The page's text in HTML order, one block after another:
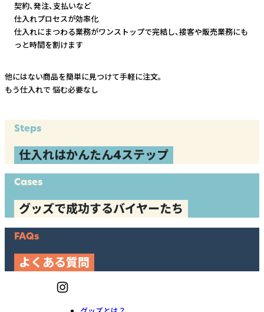
契約、発注、支払いなど
仕入れプロセスが効率化
仕入れにまつわる業務がワンストップで完結し、接客や販売業務にも
っと時間を割けます
他にはない商品を簡単に見つけて手軽に注文。
もう仕入れで 悩む必要なし
Steps
仕入れはかんたん4ステップ
Cases
グッズで成功するバイヤーたち
FAQs
よくある質問